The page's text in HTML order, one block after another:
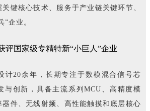
键核心技术、服务于产业链关键环节、
”企业。
计20余年，长期专注于数模混合信号芯
与创新，具备主流系列MCU、高精度模
件、无线射频、高性能触摸和底层核心